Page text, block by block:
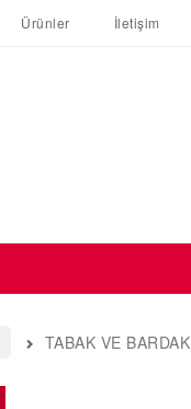
Ürünler İletişim
TABAK VE BARDAK